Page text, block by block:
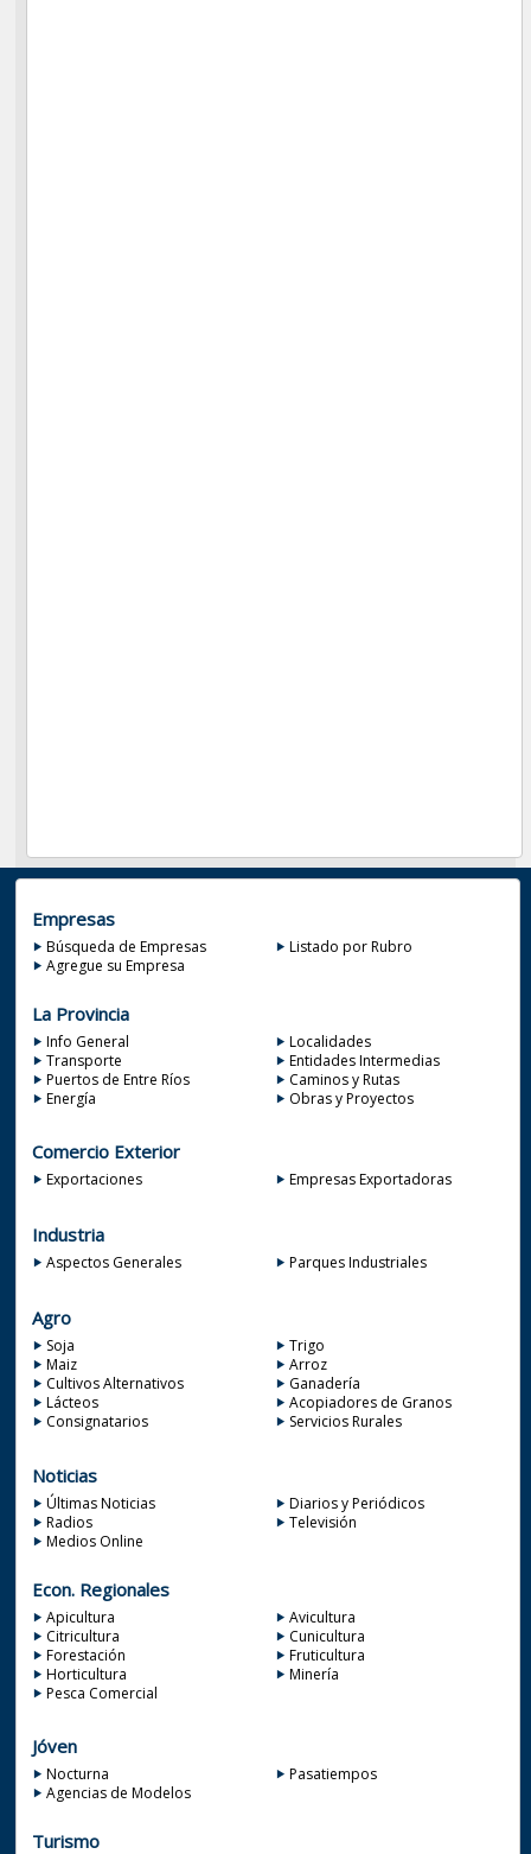
Empresas
Búsqueda de Empresas
Listado por Rubro
Agregue su Empresa
La Provincia
Info General
Localidades
Transporte
Entidades Intermedias
Puertos de Entre Ríos
Caminos y Rutas
Energía
Obras y Proyectos
Comercio Exterior
Exportaciones Empresas Exportadoras
Industria
Aspectos Generales Parques Industriales
Agro
Soja
Trigo
Maiz
Arroz
Cultivos Alternativos
Ganadería
Lácteos
Acopiadores de Granos
Consignatarios
Servicios Rurales
Noticias
Últimas Noticias
Diarios y Periódicos
Radios
Televisión
Medios Online
Econ. Regionales
Apicultura
Avicultura
Citricultura
Cunicultura
Forestación
Fruticultura
Horticultura
Minería
Pesca Comercial
Jóven
Nocturna
Pasatiempos
Agencias de Modelos
Turismo